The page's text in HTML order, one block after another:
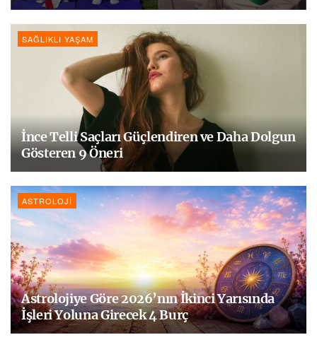
SAĞLIKLI YAŞAM
İnce Telli Saçları Güçlendiren ve Daha Dolgun
Gösteren 9 Öneri
ASTROLOJI
Astrolojiye Göre 2026’nın İkinci Yarısında
İşleri Yoluna Girecek 4 Burç